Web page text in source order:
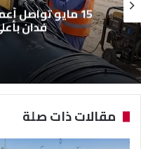
فدان
مقالات ذات صلة